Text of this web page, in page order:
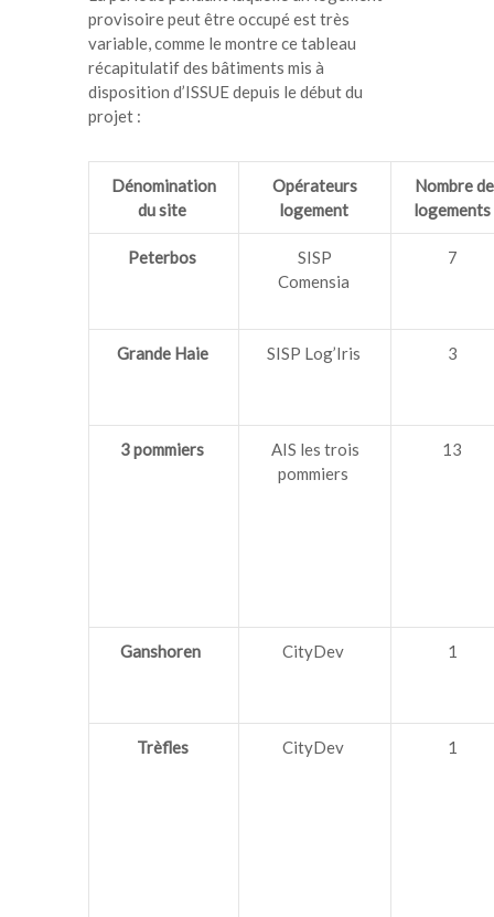
provisoire peut être occupé est très
variable, comme le montre ce tableau
récapitulatif des bâtiments mis à
disposition d’ISSUE depuis le début du
projet :
Dénomination
du site
Opérateurs
logement
Nombre de
logements
Peterbos
SISP
Comensia
7
Grande Haie SISP Log’Iris 3
3 pommiers
AIS les trois
pommiers
13
Ganshoren CityDev 1
Trèfles CityDev 1